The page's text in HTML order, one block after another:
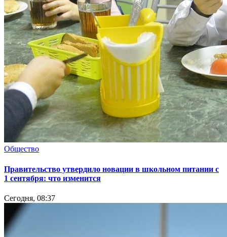
Общество
Правительство утвердило новации в школьном питании с
1 сентября: что изменится
Сегодня, 08:37